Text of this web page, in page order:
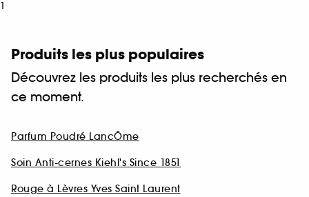
1
Produits les plus populaires
Découvrez les produits les plus recherchés en
ce moment.
Parfum Poudré LancÔme
Soin Anti-cernes Kiehl's Since 1851
Rouge à Lèvres Yves Saint Laurent